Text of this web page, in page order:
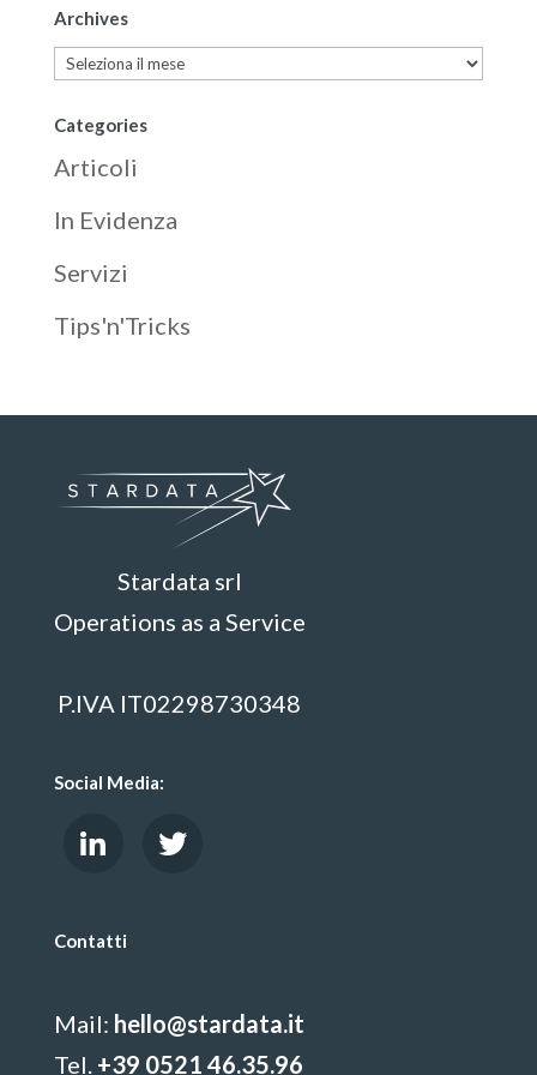
Archives
Archives
Categories
Articoli
In Evidenza
Servizi
Tips'n'Tricks
Stardata srl
Operations as a Service
P.IVA IT02298730348
Social Media:
Contatti
Mail: hello@stardata.it
Tel. +39 0521 46.35.96